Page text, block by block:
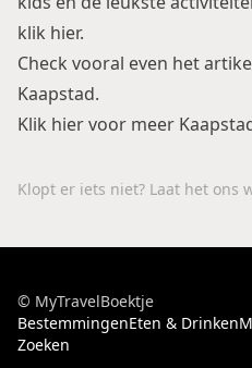
klik hier.
Check vooral even het
Kaapstad.
Klik hier voor meer
Klopt er iets niet? Laat het ons
© MyTravelBoektje
BestemmingenEten & Drinken
Zoeken